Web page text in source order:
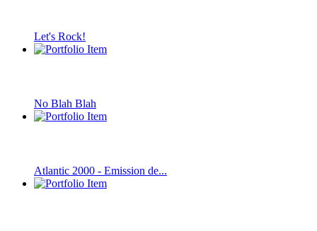
Let's Rock!
No Blah Blah
Atlantic 2000 - Emission de...